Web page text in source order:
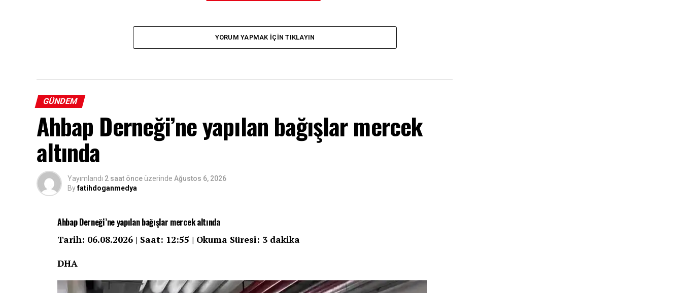
YORUM YAPMAK IÇIN TIKLAYIN
GÜNDEM
Ahbap Derneği’ne yapılan bağışlar mercek
altında
Yayımlandı 2 saat önce üzerinde Ağustos 6, 2026
Byfatihdoganmedya
Ahbap Derneği’ne yapılan bağışlar mercek altında
Tarih: 06.08.2026 | Saat: 12:55 | Okuma Süresi: 3 dakika
DHA